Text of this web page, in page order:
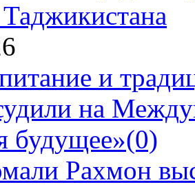
Таджикистана
и
на
будущее»(0)
Рахмон